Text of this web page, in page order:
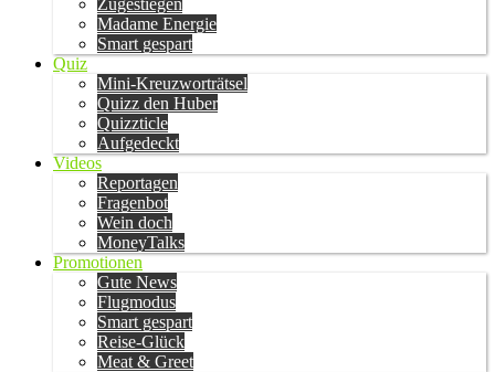
Zugestiegen
Madame Energie
Smart gespart
Quiz
Mini-Kreuzworträtsel
Quizz den Huber
Quizzticle
Aufgedeckt
Videos
Reportagen
Fragenbot
Wein doch
MoneyTalks
Promotionen
Gute News
Flugmodus
Smart gespart
Reise-Glück
Meat & Greet